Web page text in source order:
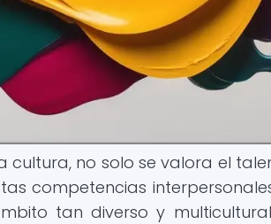
cultura, no solo se valora el
competencias
tan diverso y